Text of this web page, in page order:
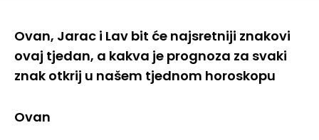
Ovan, Jarac i Lav bit će najsretniji znakovi
ovaj tjedan, a kakva je prognoza za svaki
znak otkrij u našem tjednom horoskopu
Ovan